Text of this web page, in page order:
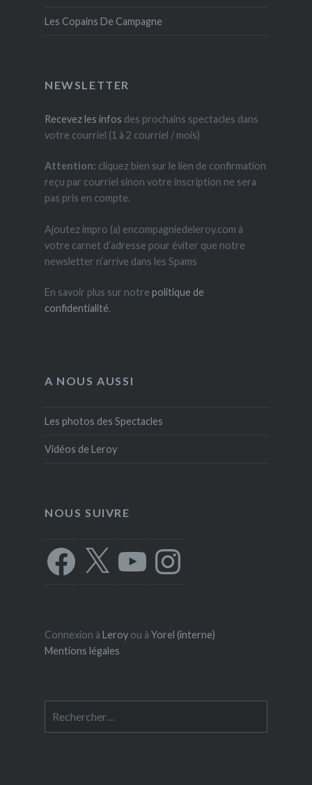
Les Copains De Campagne
NEWSLETTER
Recevez les infos des prochains spectacles dans
votre courriel (1 à 2 courriel / mois)
Attention: cliquez bien sur le lien de confirmation
reçu par courriel sinon votre inscription ne sera
pas pris en compte.
Ajoutez impro (a) encompagniedeleroy.com à
votre carnet d’adresse pour éviter que notre
newsletter n’arrive dans les Spams
En savoir plus sur notre politique de
confidentialité.
A NOUS AUSSI
Les photos des Spectacles
Vidéos de Leroy
NOUS SUIVRE
Facebook Instagram
Connexion à Leroyou à Yorel (interne)
Mentions légales